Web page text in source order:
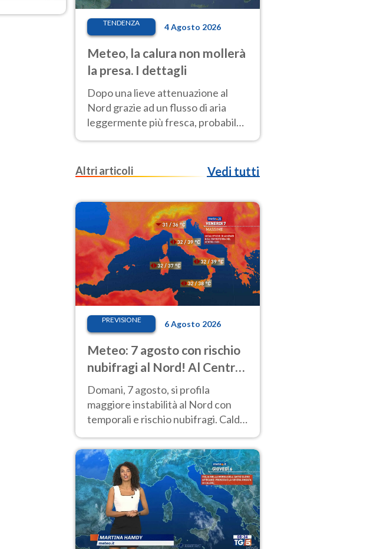
TENDENZA 4 Agosto 2026
Meteo, la calura non mollerà
la presa. I dettagli
Dopo una lieve attenuazione al
Nord grazie ad un flusso di aria
leggermente più fresca, probabile
nuovo rinforzo dell’anticiclone
Altri articoli
Vedi tutti
PREVISIONE 6 Agosto 2026
Meteo: 7 agosto con rischio
nubifragi al Nord! Al Centro-
Sud caldo estremo
Domani, 7 agosto, si profila
maggiore instabilità al Nord con
temporali e rischio nubifragi. Caldo
previsioni.